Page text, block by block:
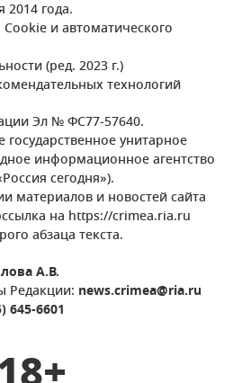
2014 года.
и автоматического
(ред. 2023 г.)
технологий
Эл № ФС77-57640.
унитарное
информационное агентство
сегодня»).
материалов и новостей сайта
на https://crimea.ria.ru
абзаца текста.
А.В.
Редакции: news.crimea@ria.ru
645-6601